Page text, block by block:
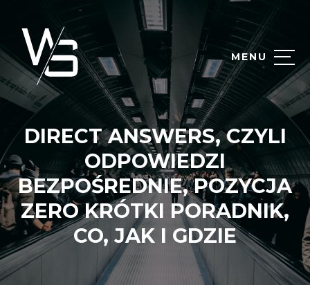
MENU
DIRECT ANSWERS, CZYLI
ODPOWIEDZI
BEZPOŚREDNIE, POZYCJA
ZERO KRÓTKI PORADNIK,
CO, JAK I GDZIE